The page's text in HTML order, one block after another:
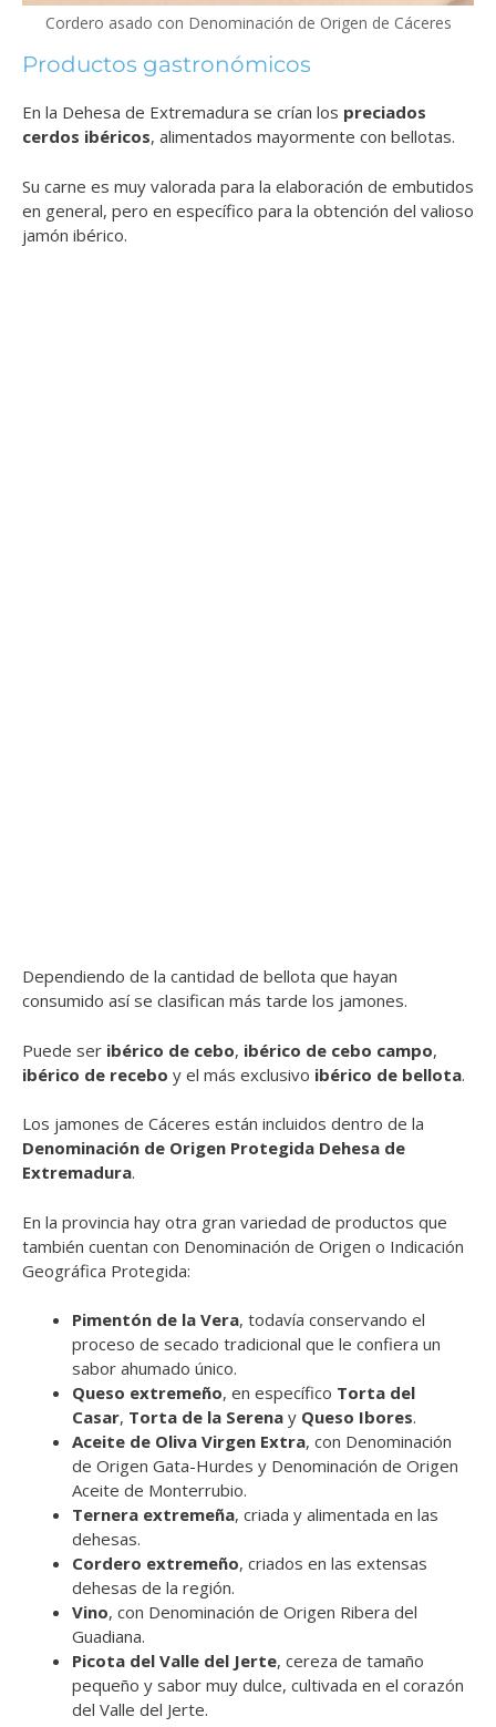
Cordero asado con Denominación de Origen de Cáceres
Productos gastronómicos
En la Dehesa de Extremadura se crían los preciados
cerdos ibéricos, alimentados mayormente con bellotas.
Su carne es muy valorada para la elaboración de embutidos
en general, pero en específico para la obtención del valioso
jamón ibérico.
Dependiendo de la cantidad de bellota que hayan
consumido así se clasifican más tarde los jamones.
Puede ser ibérico de cebo, ibérico de cebo campo,
ibérico de recebo y el más exclusivo ibérico de bellota.
Los jamones de Cáceres están incluidos dentro de la
Denominación de Origen Protegida Dehesa de
Extremadura.
En la provincia hay otra gran variedad de productos que
también cuentan con Denominación de Origen o Indicación
Geográfica Protegida:
Pimentón de la Vera, todavía conservando el
proceso de secado tradicional que le confiera un
sabor ahumado único.
Queso extremeño, en específico Torta del
Casar, Torta de la Serena y Queso Ibores.
Aceite de Oliva Virgen Extra, con Denominación
de Origen Gata-Hurdes y Denominación de Origen
Aceite de Monterrubio.
Ternera extremeña, criada y alimentada en las
dehesas.
Cordero extremeño, criados en las extensas
dehesas de la región.
Vino, con Denominación de Origen Ribera del
Guadiana.
Picota del Valle del Jerte, cereza de tamaño
pequeño y sabor muy dulce, cultivada en el corazón
del Valle del Jerte.